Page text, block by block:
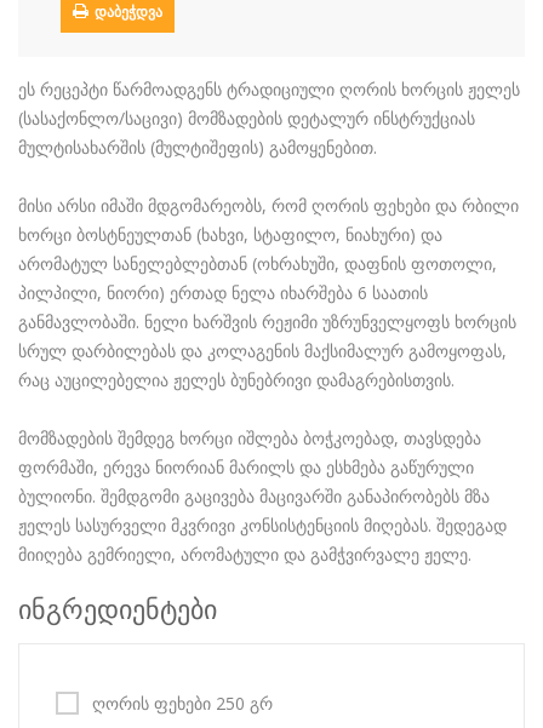
დაგვიკავშირდით
შესვლა / რეგისტრაცია
ᲓᲐᲑᲔᲭᲓᲕᲐ
ეს რეცეპტი წარმოადგენს ტრადიციული ღორის ხორცის ჟელეს
(სასაქონლო/საცივი) მომზადების დეტალურ ინსტრუქციას
მულტისახარშის (მულტიშეფის) გამოყენებით.
მისი არსი იმაში მდგომარეობს, რომ ღორის ფეხები და რბილი
ხორცი ბოსტნეულთან (ხახვი, სტაფილო, ნიახური) და
არომატულ სანელებლებთან (ოხრახუში, დაფნის ფოთოლი,
პილპილი, ნიორი) ერთად ნელა იხარშება 6 საათის
განმავლობაში. ნელი ხარშვის რეჟიმი უზრუნველყოფს ხორცის
სრულ დარბილებას და კოლაგენის მაქსიმალურ გამოყოფას,
რაც აუცილებელია ჟელეს ბუნებრივი დამაგრებისთვის.
მომზადების შემდეგ ხორცი იშლება ბოჭკოებად, თავსდება
ფორმაში, ერევა ნიორიან მარილს და ესხმება გაწურული
ბულიონი. შემდგომი გაცივება მაცივარში განაპირობებს მზა
ჟელეს სასურველი მკვრივი კონსისტენციის მიღებას. შედეგად
მიიღება გემრიელი, არომატული და გამჭვირვალე ჟელე.
ინგრედიენტები
ღორის ფეხები 250 გრ